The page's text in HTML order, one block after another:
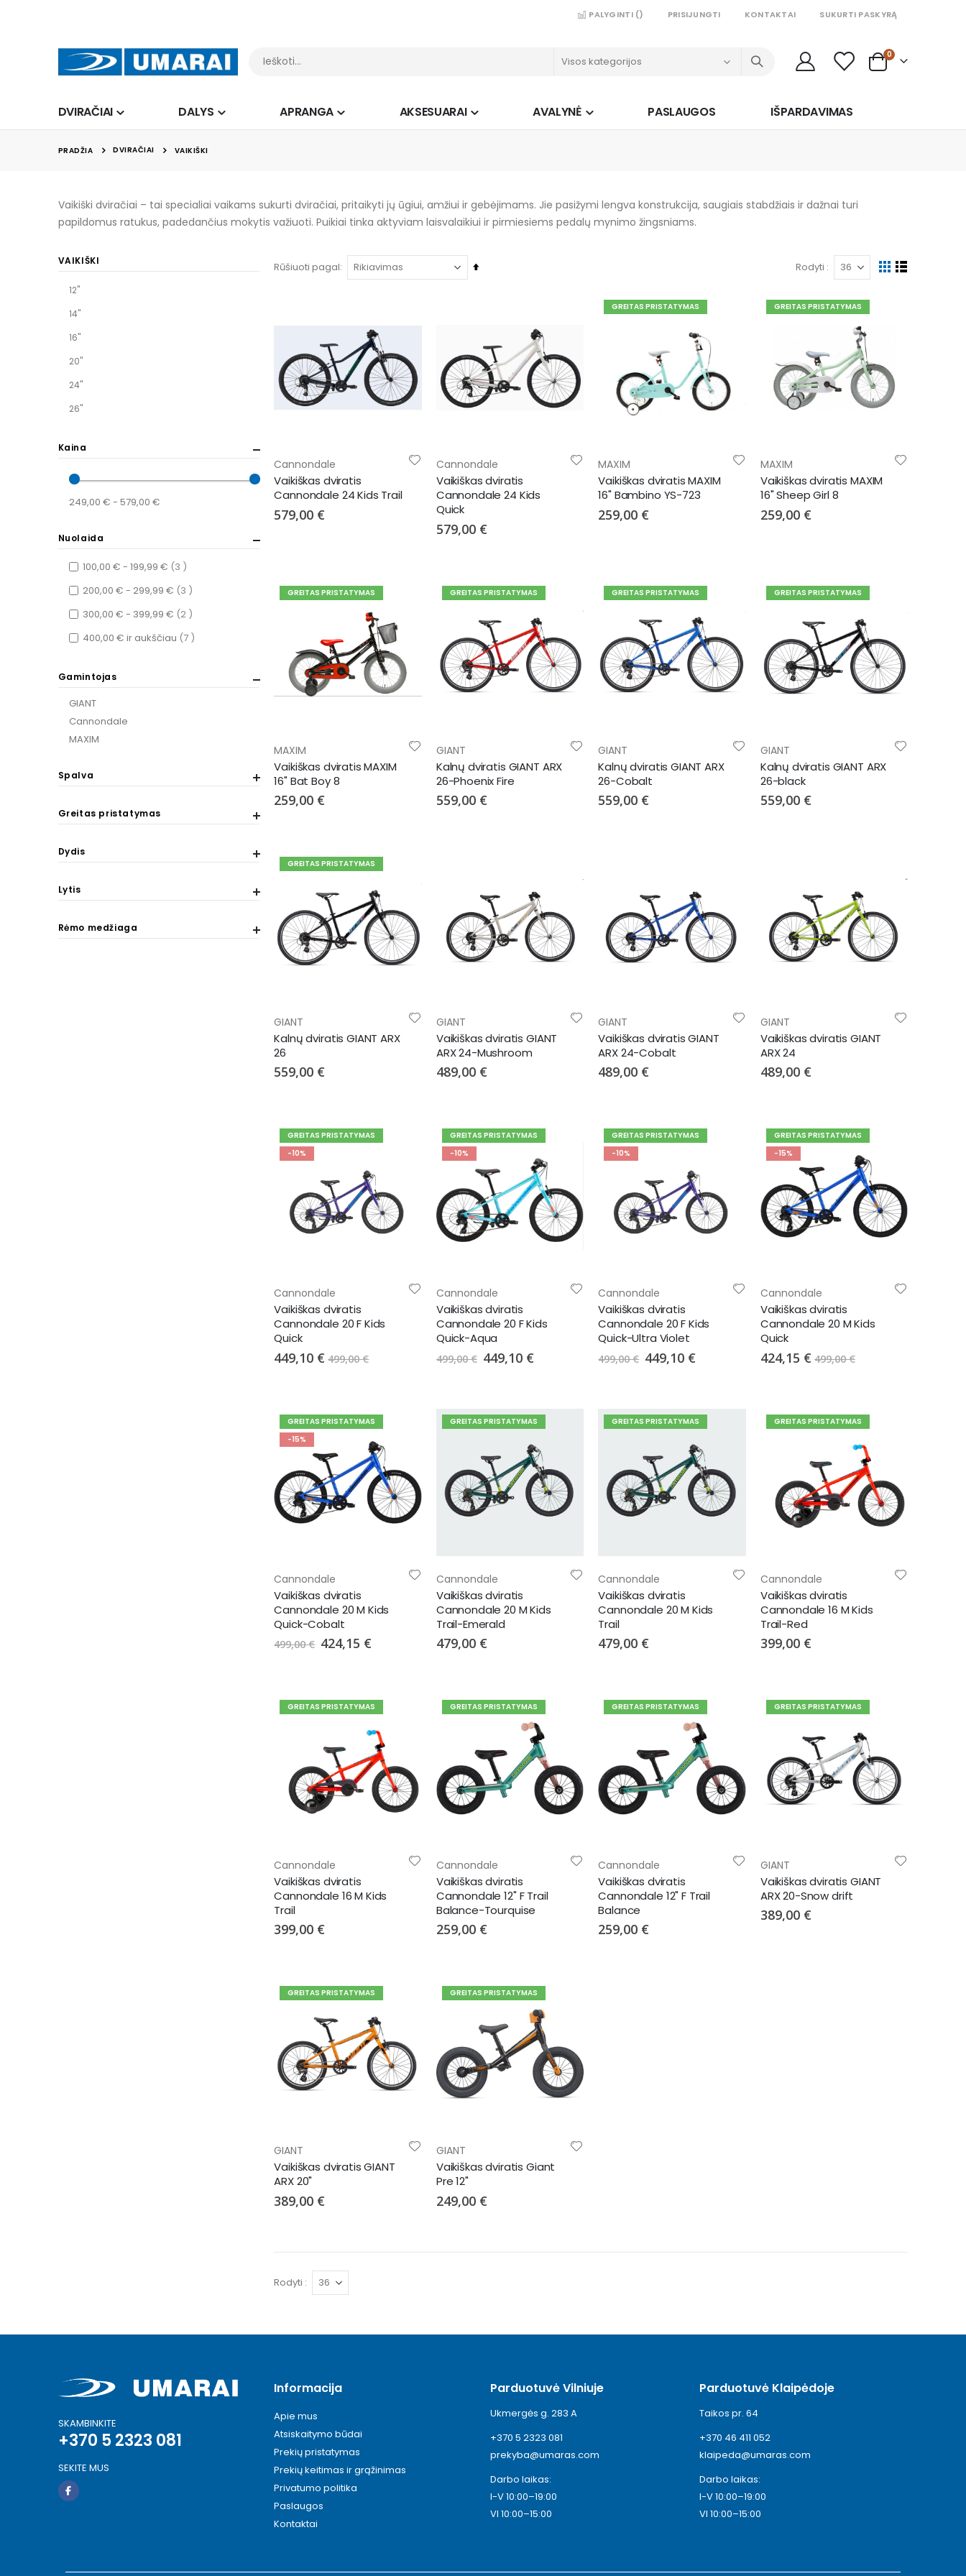
PALYGINTI () PRISIJUNGTI KONTAKTAI SUKURTI PASKYRĄ
Cart
0prekės
DVIRAČIAI DALYS APRANGA AKSESUARAI AVALYNĖ PASLAUGOS IŠPARDAVIMAS
PRADŽIA DVIRAČIAI VAIKIŠKI
Vaikiški dviračiai – tai specialiai vaikams sukurti dviračiai, pritaikyti jų ūgiui, amžiui ir gebėjimams. Jie pasižymi lengva konstrukcija, saugiais stabdžiais ir dažnai turi
papildomus ratukus, padedančius mokytis važiuoti. Puikiai tinka aktyviam laisvalaikiui ir pirmiesiems pedalų mynimo žingsniams.
Rūšiuoti pagal
Mažėjančia
Rodyti
Peržiūrėti
Tinklelis
Sąrašas
Cannondale
Vaikiškas dviratis
Cannondale 24 Kids Trail
579,00 €
Cannondale
Vaikiškas dviratis
Cannondale 24 Kids
Quick
579,00 €
GREITAS PRISTATYMAS
MAXIM
Vaikiškas dviratis MAXIM
16" Bambino YS-723
259,00 €
GREITAS PRISTATYMAS
MAXIM
Vaikiškas dviratis MAXIM
16" Sheep Girl 8
259,00 €
GREITAS PRISTATYMAS
MAXIM
Vaikiškas dviratis MAXIM
16" Bat Boy 8
259,00 €
GREITAS PRISTATYMAS
GIANT
Kalnų dviratis GIANT ARX
26-Phoenix Fire
559,00 €
GREITAS PRISTATYMAS
GIANT
Kalnų dviratis GIANT ARX
26-Cobalt
559,00 €
GREITAS PRISTATYMAS
GIANT
Kalnų dviratis GIANT ARX
26-black
559,00 €
GREITAS PRISTATYMAS
GIANT
Kalnų dviratis GIANT ARX
26
559,00 €
GIANT
Vaikiškas dviratis GIANT
ARX 24-Mushroom
489,00 €
GIANT
Vaikiškas dviratis GIANT
ARX 24-Cobalt
489,00 €
GIANT
Vaikiškas dviratis GIANT
ARX 24
489,00 €
GREITAS PRISTATYMAS
-10%
Cannondale
Vaikiškas dviratis
Cannondale 20 F Kids
Quick
449,10 € 499,00 €
GREITAS PRISTATYMAS
-10%
Cannondale
Vaikiškas dviratis
Cannondale 20 F Kids
Quick-Aqua
499,00 € Special
Price
449,10 €
GREITAS PRISTATYMAS
-10%
Cannondale
Vaikiškas dviratis
Cannondale 20 F Kids
Quick-Ultra Violet
499,00 € Special
Price
449,10 €
GREITAS PRISTATYMAS
-15%
Cannondale
Vaikiškas dviratis
Cannondale 20 M Kids
Quick
424,15 € 499,00 €
GREITAS PRISTATYMAS
-15%
Cannondale
Vaikiškas dviratis
Cannondale 20 M Kids
Quick-Cobalt
499,00 € Special
Price
424,15 €
GREITAS PRISTATYMAS
Cannondale
Vaikiškas dviratis
Cannondale 20 M Kids
Trail-Emerald
479,00 €
GREITAS PRISTATYMAS
Cannondale
Vaikiškas dviratis
Cannondale 20 M Kids
Trail
479,00 €
GREITAS PRISTATYMAS
Cannondale
Vaikiškas dviratis
Cannondale 16 M Kids
Trail-Red
399,00 €
GREITAS PRISTATYMAS
Cannondale
Vaikiškas dviratis
Cannondale 16 M Kids
Trail
399,00 €
GREITAS PRISTATYMAS
Cannondale
Vaikiškas dviratis
Cannondale 12" F Trail
Balance-Tourquise
259,00 €
GREITAS PRISTATYMAS
Cannondale
Vaikiškas dviratis
Cannondale 12" F Trail
Balance
259,00 €
GREITAS PRISTATYMAS
GIANT
Vaikiškas dviratis GIANT
ARX 20-Snow drift
389,00 €
GREITAS PRISTATYMAS
GIANT
Vaikiškas dviratis GIANT
ARX 20"
389,00 €
GREITAS PRISTATYMAS
GIANT
Vaikiškas dviratis Giant
Pre 12"
249,00 €
Rodyti
VAIKIŠKI
12"
14"
16"
20"
24"
26"
Kaina
249,00 € - 579,00 €
Nuolaida
100,00 € - 199,99 € 3 items
200,00 € - 299,99 € 3 items
300,00 € - 399,99 € 2 items
400,00 € ir aukščiau 7 items
Gamintojas
GIANT
Cannondale
MAXIM
Spalva
Greitas pristatymas
Dydis
Lytis
Rėmo medžiaga
SKAMBINKITE
+370 5 2323 081
SEKITE MUS
Informacija
Apie mus
Atsiskaitymo būdai
Prekių pristatymas
Prekių keitimas ir grąžinimas
Privatumo politika
Paslaugos
Kontaktai
Parduotuvė Vilniuje
Ukmergės g. 283 A
+370 5 2323 081
prekyba@umaras.com
Darbo laikas:
I-V 10:00–19:00
VI 10:00–15:00
Parduotuvė Klaipėdoje
Taikos pr. 64
+370 46 411 052
klaipeda@umaras.com
Darbo laikas:
I-V 10:00–19:00
VI 10:00–15:00